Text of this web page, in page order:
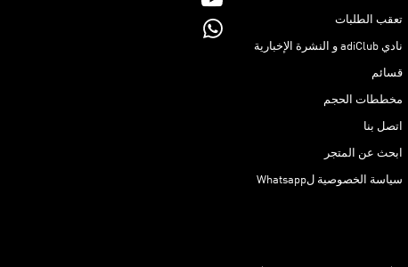
تعقب الطلبات
نادي adiClub و النشرة الإخبارية
قسائم
مخططات الحجم
اتصل بنا
ابحث عن المتجر
سياسة الخصوصية لWhatsapp